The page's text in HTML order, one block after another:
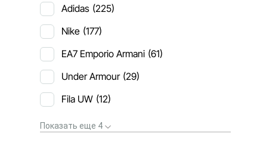
Adidas (225)
Nike (177)
EA7 Emporio Armani (61)
Under Armour (29)
Fila UW (12)
Показать еще 4